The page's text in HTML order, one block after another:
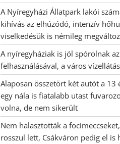
A Nyíregyházi Állatpark lakói
kihívás az elhúzódó, intenzív
viselkedésük is némileg
A nyíregyháziak is jól spórolnak
felhasználásával, a város
Alaposan összetört két autót a 13
egy nála is fiatalabb utast
volna, de nem sikerült
Nem halasztották a
rosszul lett, Csákváron pedig el is